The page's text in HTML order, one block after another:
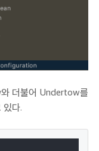
더불어 Undertow를
있다.